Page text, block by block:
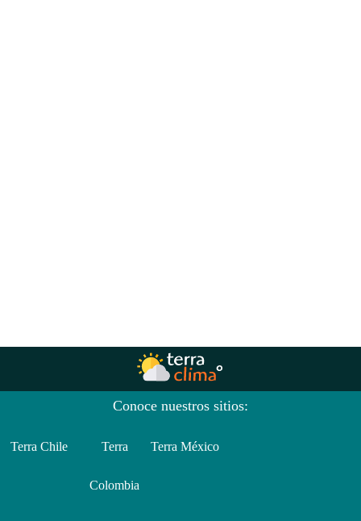
Conoce nuestros sitios:
Terra Chile Terra
Colombia
Terra México